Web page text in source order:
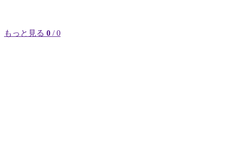
もっと見る 0 / 0